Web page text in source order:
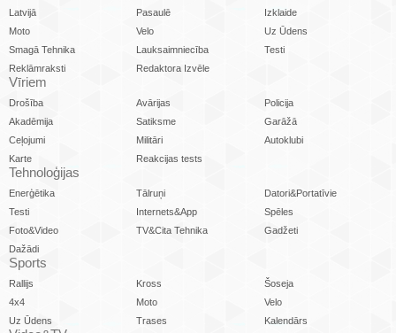
Latvijā Pasaulē
Izklaide
Moto
Velo
Uz Ūdens
Smagā Tehnika
Lauksaimniecība
Testi
Reklāmraksti
Redaktora Izvēle
Vīriem
Drošība Avārijas
Policija
Akadēmija
Satiksme
Garāžā
Ceļojumi
Militāri
Autoklubi
Karte
Reakcijas tests
Tehnoloģijas
Enerģētika Tālruņi
Datori&Portatīvie
Testi
Internets&App
Spēles
Foto&Video
TV&Cita Tehnika
Gadžeti
Dažādi
Sports
Rallijs Kross
Šoseja
4x4
Moto
Velo
Uz Ūdens
Trases Kalendārs